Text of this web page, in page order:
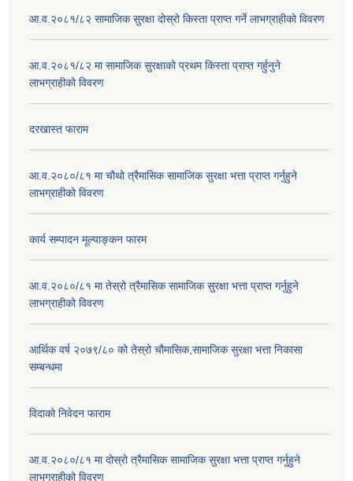
आ.व.२०८१/८२ सामाजिक सुरक्षा दोस्रो किस्ता प्राप्त गर्ने लाभग्राहीको विवरण
आ.व.२०८१/८२ मा सामाजिक सुरक्षाको प्रथम किस्ता प्राप्त गर्हुनुने
लाभग्राहीको विवरण
दरखास्त फाराम
आ.व.२०८०/८१ मा चौथो त्रैमासिक सामाजिक सुरक्षा भत्ता प्राप्त गर्नुहुने
लाभग्राहीको विवरण
कार्य सम्पादन मूल्याङ्कन फारम
आ.व.२०८०/८१ मा तेस्रो त्रैमासिक सामाजिक सुरक्षा भत्ता प्राप्त गर्नुहुने
लाभग्राहीको विवरण
आर्थिक वर्ष २०७९/८० को तेस्रो चौमासिक,सामाजिक सुरक्षा भत्ता निकासा
सम्बन्धमा
विदाको निवेदन फाराम
आ.व.२०८०/८१ मा दोस्रो त्रैमासिक सामाजिक सुरक्षा भत्ता प्राप्त गर्नुहुने
लाभग्राहीको विवरण